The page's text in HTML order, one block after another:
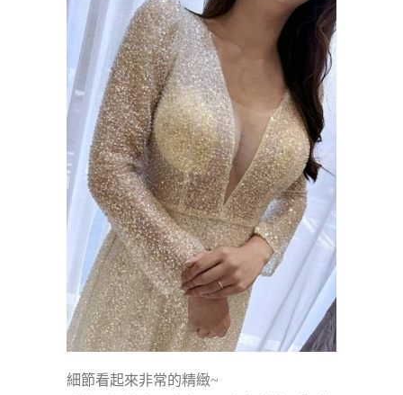
細節看起來非常的精緻~